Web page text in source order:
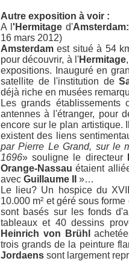
Autre exposition à voir :
A l 'Hermitaged'
16 mars 2012)
Amsterdam est situé à 54
pour découvrir, à l'Hermitage
expositions. Inauguré en
satellite de l'institution de
déjà riche en musées
Les grands
antennes à l'étranger, pour
encore sur le plan artistique.
existent des liens
par Pierre Le Grand, sur le
1696» souligne le directeur
Orange-Nassau étaient
avec Guillaume II
»…
Le lieu? Un hospice du
10.000 m² et géré sous
sont basés sur les fonds
tableaux et 40 dessins
Heinrich von Brühl
trois grands de la peinture
Jordaens sont largement